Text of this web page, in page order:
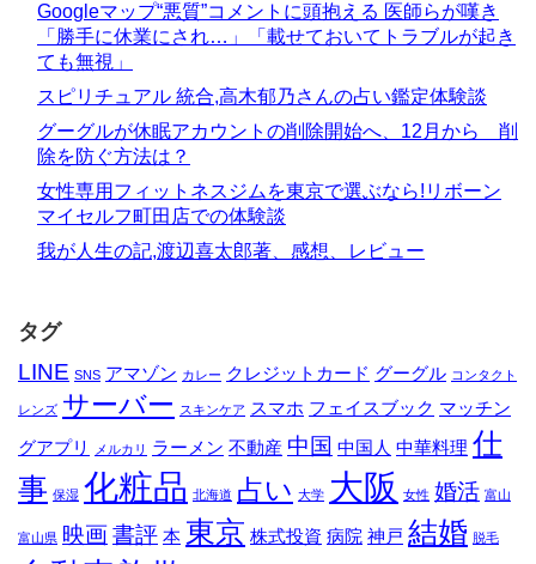
Googleマップ“悪質”コメントに頭抱える 医師らが嘆き
「勝手に休業にされ…」「載せておいてトラブルが起き
ても無視」
スピリチュアル 統合,高木郁乃さんの占い鑑定体験談
グーグルが休眠アカウントの削除開始へ、12月から 削
除を防ぐ方法は？
女性専用フィットネスジムを東京で選ぶなら!リボーン
マイセルフ町田店での体験談
我が人生の記,渡辺喜太郎著、感想、レビュー
タグ
LINE SNS アマゾン カレー クレジットカード グーグル コンタクト
レンズ サーバー スキンケア スマホ フェイスブック マッチン
グアプリ
メルカリ ラーメン 不動産 中国 中国人 中華料理 仕
事 保湿 化粧品 北海道 占い 大学 大阪 女性 婚活 富山
富山県 映画書評 本 東京 株式投資 病院 神戸 結婚 脱毛